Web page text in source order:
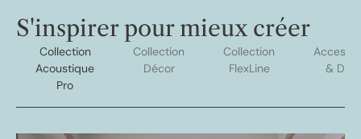
S'inspirer pour mieux créer
Collection
Acoustique
Pro
Collection
Décor
Collection
FlexLine
&